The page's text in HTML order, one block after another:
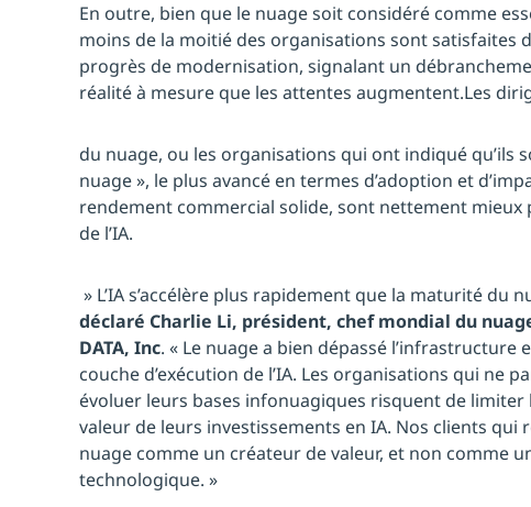
En outre, bien que le nuage soit considéré comme
moins de la moitié des organisations sont satisfaites
progrès de modernisation, signalant un
réalité à mesure que les attentes augmentent.Les
du nuage, ou les organisations qui ont indiqué qu’ils
nuage », le plus avancé en termes d’adoption et
rendement commercial solide, sont nettement
de l’IA.
» L’IA s’accélère plus rapidement que la maturité du
déclaré Charlie Li, président, chef mondial du
DATA, Inc. « Le nuage a bien dépassé l’infrastructure
couche d’exécution de l’IA. Les organisations qui ne
évoluer leurs bases infonuagiques risquent de limiter
valeur de leurs investissements en IA. Nos clients qui
nuage comme un créateur de valeur, et non comme
technologique. »